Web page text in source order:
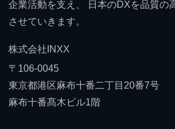
企業活動を支え、 日本のDXを品質の
させていきます。
株式会社INXX
〒106-0045
東京都港区麻布十番二丁目20番7号
麻布十番髙木ビル1階